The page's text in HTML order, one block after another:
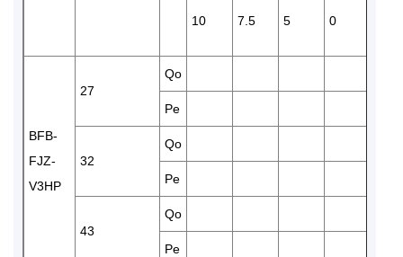
10 7.5 5 0
BFB-
FJZ-
V3HP
27
Qo
Pe
32
Qo
Pe
43
Qo
Pe